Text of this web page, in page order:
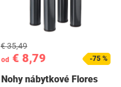
od € 8,79
€ 35,49
-75 %
Nohy nábytkové Flores